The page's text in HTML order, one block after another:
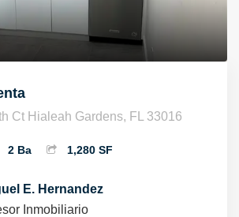
Ct Hialeah Gardens, FL 33016
2 Ba 1,280 SF
E. Hernandez
Inmobiliario